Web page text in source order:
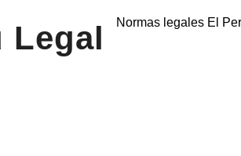
Legal Normas legales El